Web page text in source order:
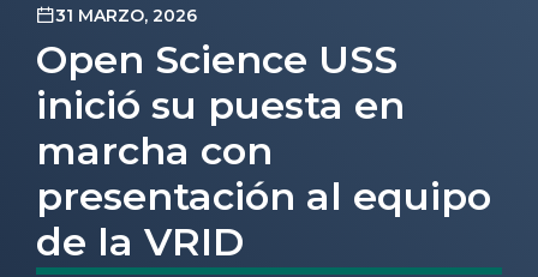
31 MARZO, 2026
Open Science USS
inició su puesta en
marcha con
presentación al equipo
de la VRID